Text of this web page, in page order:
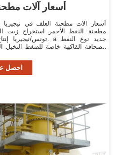
أسعار آلات
أسعار آلات مطحنة العلف في
مطحنة النفط الأحمر استخراج زيت
الصحافة الفاكهة خاصة للضغط النخيل
احصل